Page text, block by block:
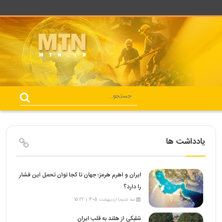
یادداشت ها
ایران و اهرم هرمز؛ جهان تا کجا توان تحمل این فشار
را دارد؟
سه شنبه,1 اردیبهشت 1405 | 15:22
شلیکی از هلند به قلب ایران